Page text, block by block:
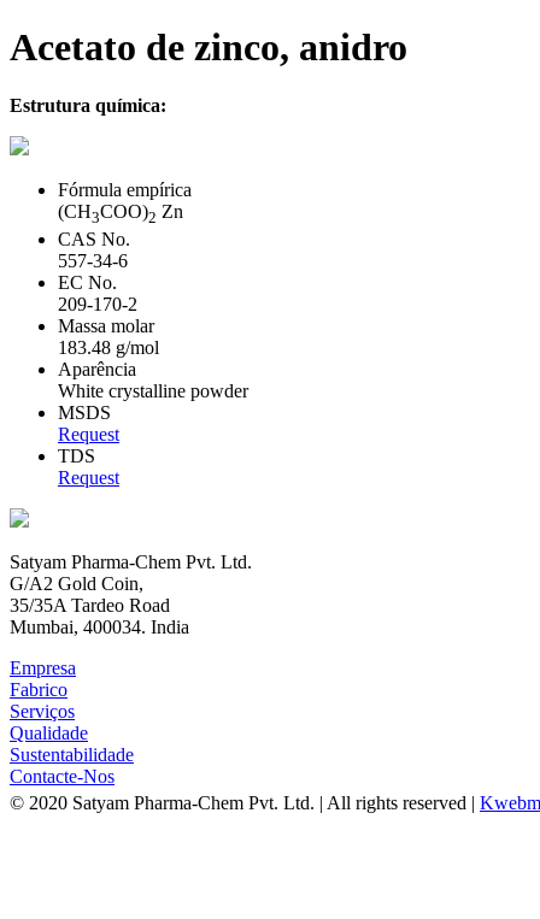
Acetato de zinco, anidro
Estrutura química:
Fórmula empírica
(CH3COO)2 Zn
CAS No.
557-34-6
EC No.
209-170-2
Massa molar
183.48 g/mol
Aparência
White crystalline powder
MSDS
Request
TDS
Request
Satyam Pharma-Chem Pvt. Ltd.
G/A2 Gold Coin,
35/35A Tardeo Road
Mumbai, 400034. India
Empresa
Fabrico
Serviços
Qualidade
Sustentabilidade
Contacte-Nos
© 2020 Satyam Pharma-Chem Pvt. Ltd. | All rights reserved |